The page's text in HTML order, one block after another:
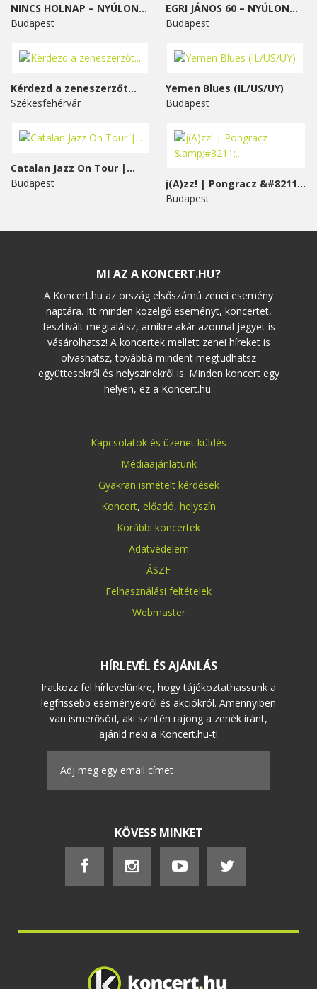
NINCS HOLNAP – NYÚLON...
Budapest
EGRI JÁNOS 60 – NYÚLON...
Budapest
Kérdezd a zeneszerzőt...
Székesfehérvár
Yemen Blues (IL/US/UY)
Budapest
Catalan Jazz On Tour |...
Budapest
j(A)zz! | Pongracz &#8211;...
Budapest
MI AZ A KONCERT.HU?
A Koncert.hu az ország elsőszámú zenei esemény
naptára. Itt minden közelgő eseményt, koncertet,
fesztivált megtalálsz, amikre akár azonnal jegyet is
vásárolhatsz! A koncertek mellett zenei híreket is
olvashatsz, továbbá mindent megtudhatsz
együttesekről és helyszínekről is. Minden koncert egy
helyen, ez a Koncert.hu.
Kapcsolatok és üzenet küldés
Médiaajánlatunk
Gyakran ismételt kérdések
Koncert, előadó, helyszín
Korábbi koncertek
Adatvédelem
ÁSZF
Felhasználási feltételek
Webmaster
HÍRLEVÉL ÉS AJÁNLÁS
Iratkozz fel hírlevelünkre, hogy tájékoztathassunk a
legfrissebb eseményekről és akciókról. Amennyiben
van ismerősöd, aki szintén rajong a zenék iránt,
ajánld neki a Koncert.hu-t!
KÖVESS MINKET